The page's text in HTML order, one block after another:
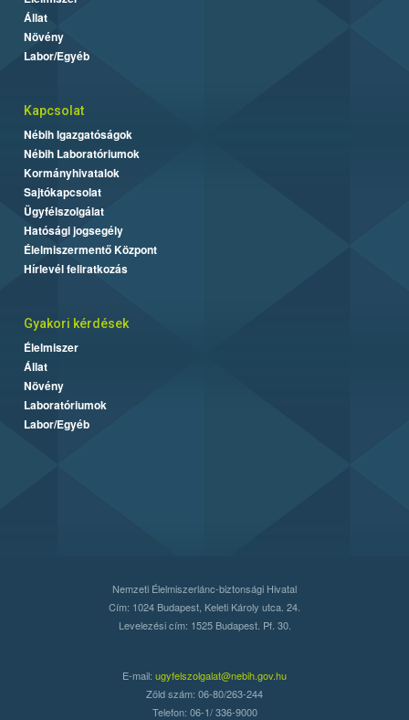
Állat
Növény
Labor/Egyéb
Kapcsolat
Nébih Igazgatóságok
Nébih Laboratóriumok
Kormányhivatalok
Sajtókapcsolat
Ügyfélszolgálat
Hatósági jogsegély
Élelmiszermentő Központ
Hírlevél feliratkozás
Gyakori kérdések
Élelmiszer
Állat
Növény
Laboratóriumok
Labor/Egyéb
Nemzeti Élelmiszerlánc-biztonsági Hivatal
Cím: 1024 Budapest, Keleti Károly utca. 24.
Levelezési cím: 1525 Budapest. Pf. 30.
E-mail: ugyfelszolgalat@nebih.gov.hu
Zöld szám: 06-80/263-244
Telefon: 06-1/ 336-9000